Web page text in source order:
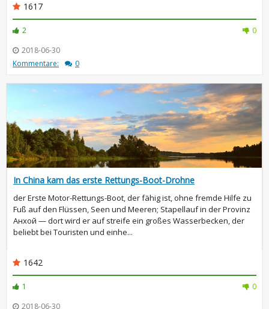
1617
2
0
2018-06-30
Kommentare:
0
In China kam das erste Rettungs-Boot-Drohne
der Erste Motor-Rettungs-Boot, der fähig ist, ohne fremde Hilfe zu
Fuß auf den Flüssen, Seen und Meeren; Stapellauf in der Provinz
Анхой — dort wird er auf streife ein großes Wasserbecken, der
beliebt bei Touristen und einhe...
1642
1
0
2018-06-30